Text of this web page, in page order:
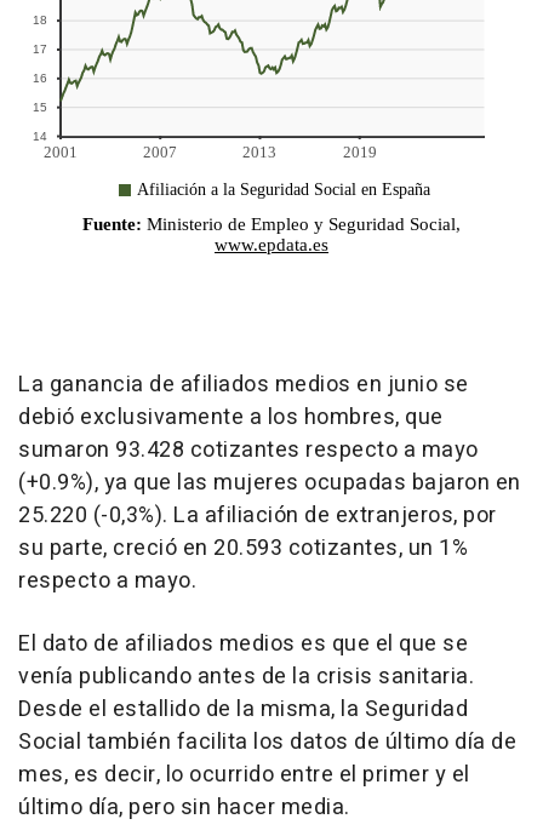
La ganancia de afiliados medios en junio se
debió exclusivamente a los hombres, que
sumaron 93.428 cotizantes respecto a mayo
(+0.9%), ya que las mujeres ocupadas bajaron en
25.220 (-0,3%). La afiliación de extranjeros, por
su parte, creció en 20.593 cotizantes, un 1%
respecto a mayo.
El dato de afiliados medios es que el que se
venía publicando antes de la crisis sanitaria.
Desde el estallido de la misma, la Seguridad
Social también facilita los datos de último día de
mes, es decir, lo ocurrido entre el primer y el
último día, pero sin hacer media.